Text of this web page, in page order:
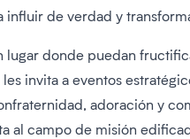
de verdad y
lugar donde puedan
invita a eventos
adoración y
al campo de misión